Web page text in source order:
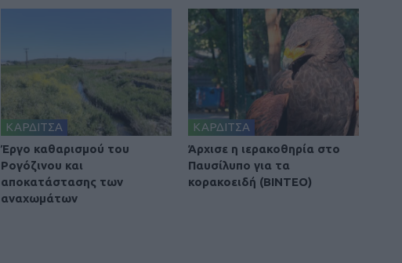
ΚΑΡΔΙΤΣΑ
Έργο καθαρισμού του
Ρογόζινου και
αποκατάστασης των
αναχωμάτων
ΚΑΡΔΙΤΣΑ
Άρχισε η ιερακοθηρία στο
Παυσίλυπο για τα
κορακοειδή (ΒΙΝΤΕΟ)